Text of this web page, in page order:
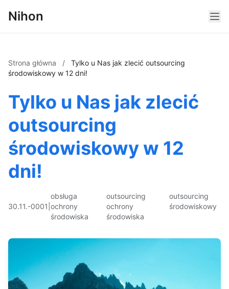
Nihon
Strona główna /
Tylko u Nas jak zlecić outsourcing
środowiskowy w 12 dni!
Tylko u Nas jak zlecić
outsourcing
środowiskowy w 12
dni!
30.11.-0001
obsługa
ochrony
środowiska
outsourcing
ochrony
środowiska
outsourcing
środowiskowy